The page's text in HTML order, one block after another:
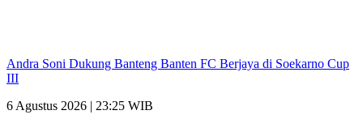
Andra Soni Dukung Banteng Banten FC Berjaya di Soekarno Cup
III
6 Agustus 2026 | 23:25 WIB